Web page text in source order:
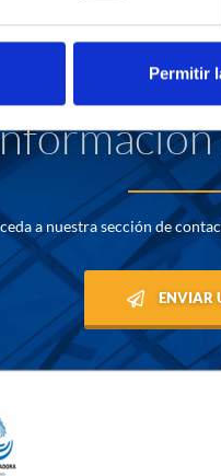
Permitir
a nuestra sección de
ENVIAR